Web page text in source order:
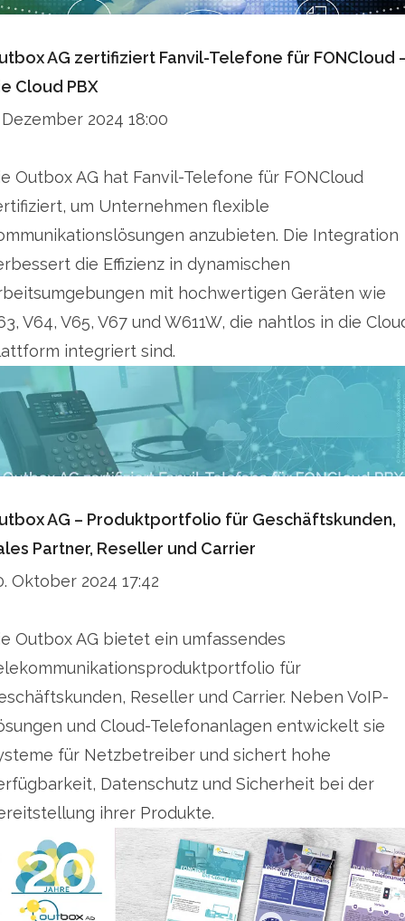
AG zertifiziert Fanvil-Telefone für FONCloud
Cloud PBX
Dezember 2024 18:00
Outbox AG hat Fanvil-Telefone für FONCloud
um Unternehmen flexible
anzubieten. Die Integration
die Effizienz in dynamischen
mit hochwertigen Geräten wie
V64, V65, V67 und W611W, die nahtlos in die
integriert sind.
AG – Produktportfolio für Geschäftskunden,
Partner, Reseller und Carrier
Oktober 2024 17:42
Outbox AG bietet ein umfassendes
für
Reseller und Carrier. Neben VoIP-
und Cloud-Telefonanlagen entwickelt sie
für Netzbetreiber und sichert hohe
Datenschutz und Sicherheit bei der
ihrer Produkte.